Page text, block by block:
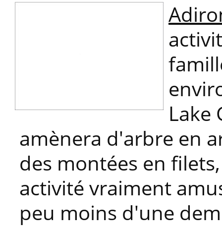
Lake
amènera d'arbre en
des montées en
activité vraiment
peu moins d'une